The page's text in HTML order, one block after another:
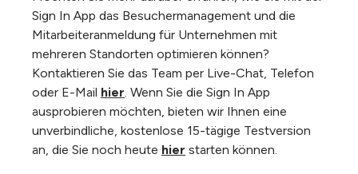
Sign In App das Besuchermanagement und die
Mitarbeiteranmeldung für Unternehmen mit
mehreren Standorten optimieren können?
Kontaktieren Sie das Team per Live-Chat, Telefon
oder E-Mail hier. Wenn Sie die Sign In App
ausprobieren möchten, bieten wir Ihnen eine
unverbindliche, kostenlose 15-tägige Testversion
an, die Sie noch heute hier starten können.